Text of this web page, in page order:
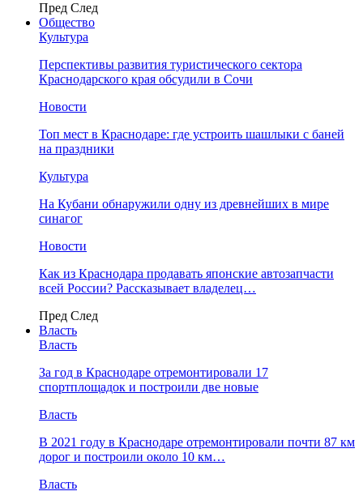
Пред След
Общество
Культура
Перспективы развития туристического сектора
Краснодарского края обсудили в Сочи
Новости
Топ мест в Краснодаре: где устроить шашлыки с баней
на праздники
Культура
На Кубани обнаружили одну из древнейших в мире
синагог
Новости
Как из Краснодара продавать японские автозапчасти
всей России? Рассказывает владелец…
Пред След
Власть
Власть
За год в Краснодаре отремонтировали 17
спортплощадок и построили две новые
Власть
В 2021 году в Краснодаре отремонтировали почти 87 км
дорог и построили около 10 км…
Власть